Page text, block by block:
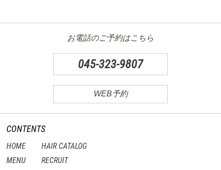
お電話のご予約はこちら
045-323-9807
WEB予約
CONTENTS
HOME
MENU
HAIR CATALOG
RECRUIT